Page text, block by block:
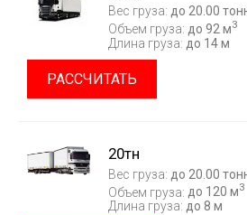
Вес груза: до 20.00
Объем груза: до 92 м3
Длина груза: до 14 м
РАССЧИТАТЬ
20тн
Вес груза: до 20.00
Объем груза: до 120 м3
Длина груза: до 8 м